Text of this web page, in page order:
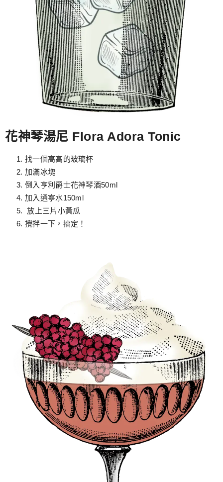
花神琴湯尼 Flora Adora Tonic
找一個高高的玻璃杯
加滿冰塊
倒入亨利爵士花神琴酒50ml
加入通寧水150ml
放上三片小黃瓜
攪拌一下，搞定！